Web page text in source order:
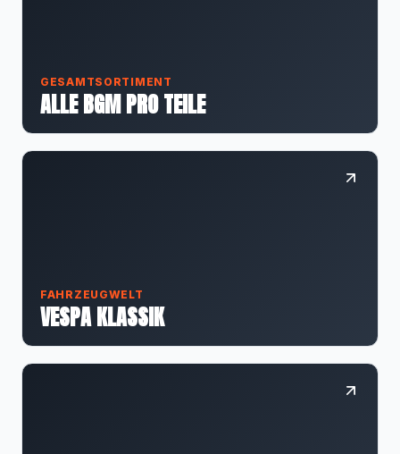
GESAMTSORTIMENT
ALLE BGM PRO TEILE
FAHRZEUGWELT
VESPA KLASSIK